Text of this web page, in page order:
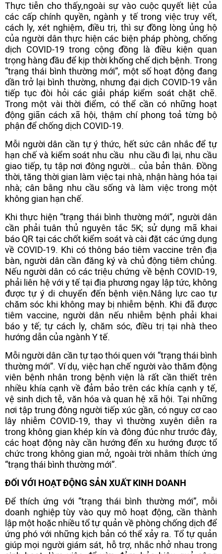
Thực tiễn cho thấy,ngoài sự vào cuộc quyết liệt của
các cấp chính quyền, ngành y tế trong việc truy vết,
cách ly, xét nghiệm, điều trị, thì sự đồng lòng ủng hộ
của người dân thực hiện các biện pháp phòng, chống
dịch COVID-19 trong cộng đồng là điều kiện quan
trọng hàng đầu để kịp thời khống chế dịch bệnh. Trong
“trạng thái bình thường mới”, một số hoạt động đang
dần trở lại bình thường, nhưng đại dịch COVID-19 vẫn
tiếp tục đòi hỏi các giải pháp kiểm soát chặt chẽ.
Trong một vài thời điểm, có thể cần có những hoạt
động giãn cách xã hội, thậm chí phong toả từng bộ
phận để chống dịch COVID-19.
Mỗi người dân cần tự ý thức, hết sức cân nhắc để tự
hạn chế và kiểm soát nhu cầu nhu cầu đi lại, nhu cầu
giao tiếp, tụ tập nơi đông người… của bản thân. Đồng
thời, tăng thời gian làm việc tại nhà, nhận hàng hóa tại
nhà; cân bằng nhu cầu sống và làm việc trong một
không gian hạn chế.
Khi thực hiện “trạng thái bình thường mới”, người dân
cần phải tuân thủ nguyên tắc 5K; sử dụng mã khai
báo QR tại các chốt kiểm soát và cài đặt các ứng dụng
về COVID-19. Khi có thông báo tiêm vaccine trên địa
bàn, người dân cần đăng ký và chủ động tiêm chủng.
Nếu người dân có các triệu chứng về bệnh COVID-19,
phải liên hệ với y tế tại địa phương ngay lập tức, không
được tự ý di chuyển đến bệnh viện.Nâng lực cao tự
chăm sóc khi không may bị nhiễm bệnh. Khi đã được
tiêm vaccine, người dân nếu nhiễm bệnh phải khai
báo y tế; tự cách ly, chăm sóc, điều trị tại nhà theo
hướng dẫn của ngành Y tế.
Mỗi người dân cần tự tạo thói quen với “trạng thái bình
thường mới”. Ví dụ, việc hạn chế người vào thăm động
viên bệnh nhân trong bệnh viện là rất cần thiết trên
nhiều khía cạnh về đảm bảo trên các khía cạnh y tế,
vệ sinh dịch tễ, văn hóa và quan hệ xã hội. Tại những
nơi tập trung đông người tiếp xúc gần, có nguy cơ cao
lây nhiễm COVID-19, thay vì thường xuyên diễn ra
trong không gian khép kín và đông đúc như trước đây,
các hoạt động này cần hướng đến xu hướng được tổ
chức trong không gian mở, ngoài trời nhằm thích ứng
“trạng thái bình thường mới”.
ĐỐI VỚI HOẠT ĐỘNG SẢN XUẤT KINH DOANH
Để thích ứng với “trạng thái bình thường mới”, mỗi
doanh nghiệp tùy vào quy mô hoạt động, cần thành
lập một hoặc nhiều tổ tự quản về phòng chống dịch để
ứng phó với những kịch bản có thể xảy ra. Tổ tự quản
giúp mọi người giám sát, hỗ trợ, nhắc nhở nhau trong